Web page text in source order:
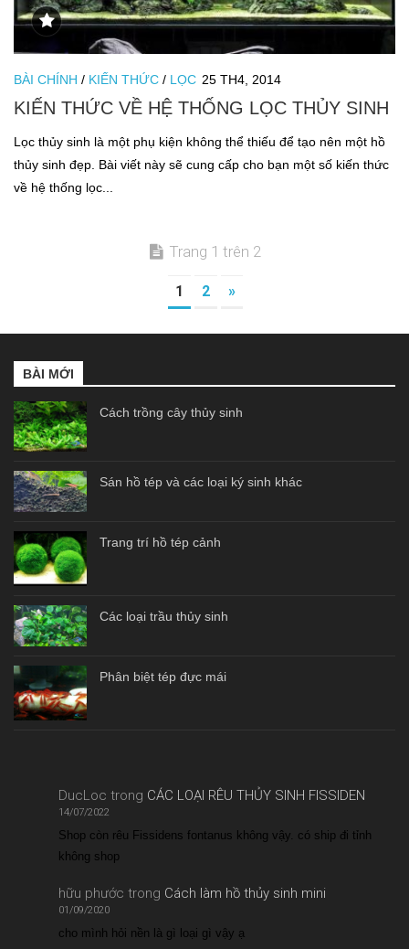
BÀI CHÍNH / KIẾN THỨC / LỌC 25 TH4, 2014
KIẾN THỨC VỀ HỆ THỐNG LỌC THỦY SINH
Lọc thủy sinh là một phụ kiện không thể thiếu để tạo nên một hồ
thủy sinh đẹp. Bài viết này sẽ cung cấp cho bạn một số kiến thức
về hệ thống lọc...
Trang 1 trên 2
1 2 »
BÀI MỚI
Cách trồng cây thủy sinh
Sán hồ tép và các loại ký sinh khác
Trang trí hồ tép cảnh
Các loại trầu thủy sinh
Phân biệt tép đực mái
DucLoc trong CÁC LOẠI RÊU THỦY SINH FISSIDEN
14/07/2022
Shop còn rêu Fissidens fontanus không vậy. có ship đi tỉnh
không shop
hữu phước trong Cách làm hồ thủy sinh mini
01/09/2020
cho mình hỏi nền là gì loại gì vậy ạ